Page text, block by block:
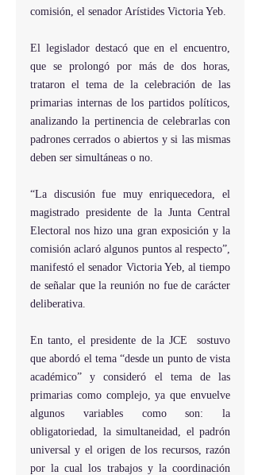
comisión, el senador Arístides Victoria Yeb.
El legislador destacó que en el encuentro,
que se prolongó por más de dos horas,
trataron el tema de la celebración de las
primarias internas de los partidos políticos,
analizando la pertinencia de celebrarlas con
padrones cerrados o abiertos y si las mismas
deben ser simultáneas o no.
“La discusión fue muy enriquecedora, el
magistrado presidente de la Junta Central
Electoral nos hizo una gran exposición y la
comisión aclaró algunos puntos al respecto”,
manifestó el senador Victoria Yeb, al tiempo
de señalar que la reunión no fue de carácter
deliberativa.
En tanto, el presidente de la JCE  sostuvo
que abordó el tema “desde un punto de vista
académico” y consideró el tema de las
primarias como complejo, ya que envuelve
algunos variables como son: la
obligatoriedad, la simultaneidad, el padrón
universal y el origen de los recursos, razón
por la cual los trabajos y la coordinación